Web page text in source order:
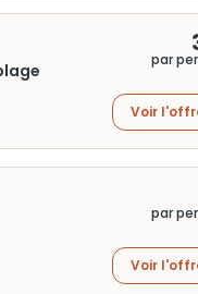
par
Voir
par
Voir